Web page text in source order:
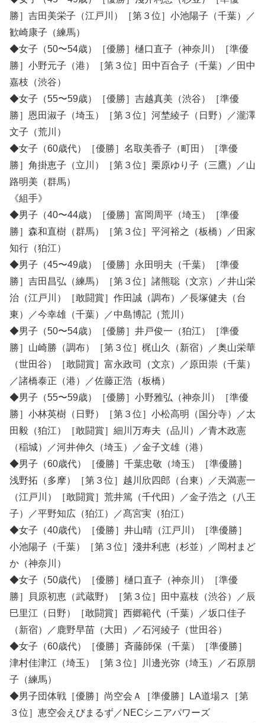
勝］吉田美栄子（江戸川）［第３位］小池陽子（千葉）／
歓崎康子（練馬）
◆女子（50〜54歳）［優勝］樋口直子（神奈川）［準優
勝］小野元子（港）［第３位］田中百合子（千葉）／田中
嘉枝（渋谷）
◆女子（55〜59歳）［優勝］吉越真美（渋谷）［準優
勝］恩田淑子（埼玉）［第３位］河埜綾子（日野）／瀧澤
文子（荒川）
◆女子（60歳代）［優勝］名取美香子（町田）［準優
勝］角掛恵子（立川）［第３位］栗原ゆり子（三鷹）／山
路明美（群馬）
《組手》
◆男子（40〜44歳）［優勝］富岡周平（埼玉）［準優
勝］森和直樹（群馬）［第３位］平河裕之（板橋）／田家
知行（狛江）
◆男子（45〜49歳）［優勝］永田明夫（千葉）［準優
勝］吉田昌弘（練馬）［第３位］諸熊聡（文京）／井山栄
治（江戸川）［敢闘賞］作田誠（調布）／長塚健夫（台
東）／今幸雄（千葉）／中島博記（荒川）
◆男子（50〜54歳）［優勝］井戸俊一（狛江）［準優
勝］山崎勝（調布）［第３位］梶山久（新宿）／奥山栄華
（世田谷）［敢闘賞］富永政司（文京）／原田崇（千葉）
／諸橋泰正（港）／佐藤正浩（板橋）
◆男子（55〜59歳）［優勝］小野雅弘（神奈川）［準優
勝］小林英樹（日野）［第３位］小松高明（国分寺）／太
田毅（狛江）［敢闘賞］細川万寿夫（品川）／青木政憲
（稲城）／河井伸久（埼玉）／金子文雄（港）
◆男子（60歳代）［優勝］千葉忠敬（埼玉）［準優勝］
浅野拓（多摩）［第３位］越川欣四郎（台東）／天満憲一
（江戸川）［敢闘賞］荒井篤（千代田）／金子浩之（八王
子）／平野知広（狛江）／髙宮実（狛江）
◆女子（40歳代）［優勝］井山晴（江戸川）［準優勝］
小池陽子（千葉）［第３位］淺井利恵（杉並）／岡村まど
か（神奈川）
◆女子（50歳代）［優勝］樋口直子（神奈川）［準優
勝］貝原初恵（武蔵野）［第３位］田中嘉枝（渋谷）／辰
巳里江（日野）［敢闘賞］西郷範代（千葉）／坂口佳子
（新宿）／鹿野早苗（大田）／石河綾子（世田谷）
◆女子（60歳代）［優勝］斉藤師保（千葉）［準優勝］
津村佳津江（埼玉）［第３位］川邊光弥（埼玉）／石原朋
子（練馬）
◆男子団体戦［優勝］尚空会Ａ［準優勝］LA道場ス［第
３位］恵空会えびまるず／NECシニアパワーズ